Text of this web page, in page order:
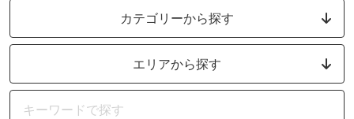
カテゴリーから探す
エリアから探す